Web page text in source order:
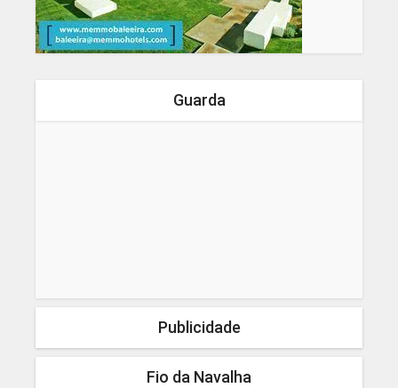
Guarda
Publicidade
Fio da Navalha